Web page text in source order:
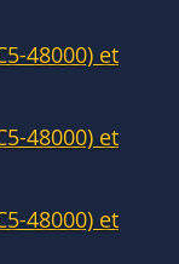
48000) et
48000) et
48000) et